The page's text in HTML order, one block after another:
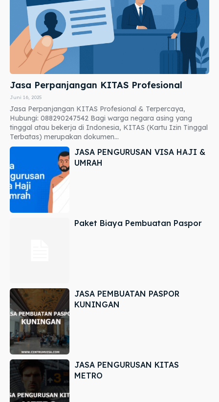
Jasa Perpanjangan KITAS Profesional
Juni 16, 2025
Jasa Perpanjangan KITAS Profesional & Terpercaya,
Hubungi: 088290247542 Bagi warga negara asing yang
tinggal atau bekerja di Indonesia, KITAS (Kartu Izin Tinggal
Terbatas) merupakan dokumen...
JASA PENGURUSAN VISA HAJI &
UMRAH
Paket Biaya Pembuatan Paspor
JASA PEMBUATAN PASPOR
KUNINGAN
JASA PENGURUSAN KITAS
METRO